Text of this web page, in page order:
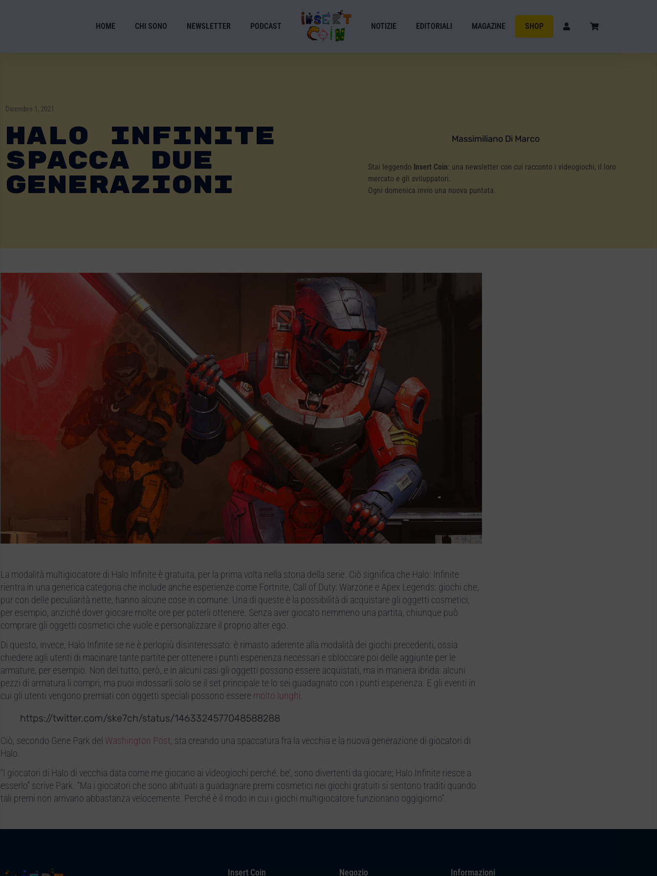
HOME CHI SONO NEWSLETTER PODCAST NOTIZIE EDITORIALI MAGAZINE SHOP
Dicembre 1, 2021
Halo Infinite
Spacca Due
Generazioni
Massimiliano Di Marco
Stai leggendo Insert Coin: una newsletter con cui racconto i videogiochi, il loro
mercato e gli sviluppatori.
Ogni domenica invio una nuova puntata.
La modalità multigiocatore di Halo Infinite è gratuita, per la prima volta nella storia della serie. Ciò significa che Halo: Infinite
rientra in una generica categoria che include anche esperienze come Fortnite, Call of Duty: Warzone e Apex Legends: giochi che,
pur con delle peculiarità nette, hanno alcune cose in comune. Una di queste è la possibilità di acquistare gli oggetti cosmetici,
per esempio, anziché dover giocare molte ore per poterli ottenere. Senza aver giocato nemmeno una partita, chiunque può
comprare gli oggetti cosmetici che vuole e personalizzare il proprio alter ego.
Di questo, invece, Halo Infinite se ne è perlopiù disinteressato: è rimasto aderente alla modalità dei giochi precedenti, ossia
chiedere agli utenti di macinare tante partite per ottenere i punti esperienza necessari e sbloccare poi delle aggiunte per le
armature, per esempio. Non del tutto, però, e in alcuni casi gli oggetti possono essere acquistati, ma in maniera ibrida: alcuni
pezzi di armatura li compri, ma puoi indossarli solo se il set principale te lo sei guadagnato con i punti esperienza. E gli eventi in
cui gli utenti vengono premiati con oggetti speciali possono essere molto lunghi.
https://twitter.com/ske7ch/status/1463324577048588288
Ciò, secondo Gene Park del Washington Post, sta creando una spaccatura fra la vecchia e la nuova generazione di giocatori di
Halo.
“I giocatori di Halo di vecchia data come me giocano ai videogiochi perché, be’, sono divertenti da giocare; Halo Infinite riesce a
esserlo” scrive Park. “Ma i giocatori che sono abituati a guadagnare premi cosmetici nei giochi gratuiti si sentono traditi quando
tali premi non arrivano abbastanza velocemente. Perché è il modo in cui i giochi multigiocatore funzionano oggigiorno”.
Insert Coin Negozio Informazioni